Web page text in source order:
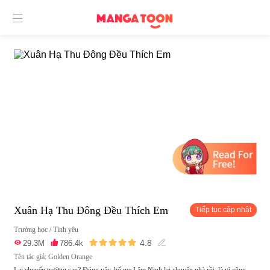

Xuân Hạ Thu Đông Đều Thích Em Tiếp tục cập nhật
Trường học /Tình yêu
 29.3M 786.4k  4.8 
Tên tác giả: Golden Orange